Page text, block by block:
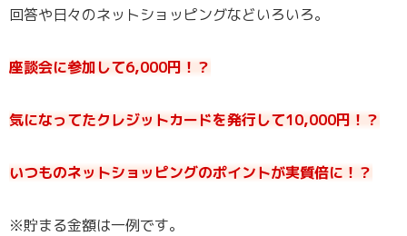
回答や日々のネットショッピングなどいろいろ。
座談会に参加して6,000円！？
気になってたクレジットカードを発行して10,000円！？
いつものネットショッピングのポイントが実質倍に！？
※貯まる金額は一例です。